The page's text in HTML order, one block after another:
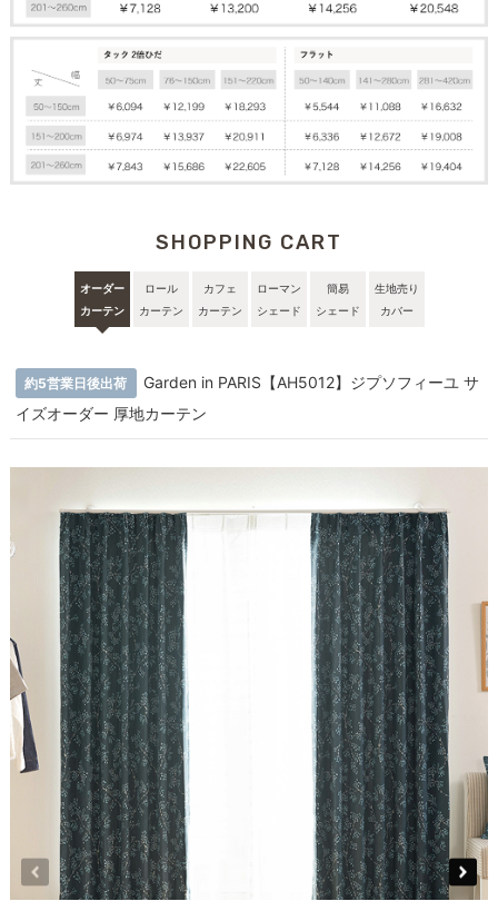
SHOPPING CART
オーダー
カーテン
ロール
カーテン
カフェ
カーテン
ローマン
シェード
簡易
シェード
生地売り
カバー
約5営業日後出荷
Garden in PARIS【AH5012】ジプソフィーユ サ
イズオーダー 厚地カーテン